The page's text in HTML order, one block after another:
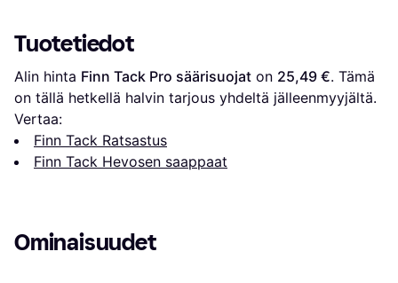
Tuotetiedot
Alin hinta Finn Tack Pro säärisuojat on 25,49 €. Tämä
on tällä hetkellä halvin tarjous yhdeltä jälleenmyyjältä.
Vertaa:
Finn Tack Ratsastus
Finn Tack Hevosen saappaat
Ominaisuudet